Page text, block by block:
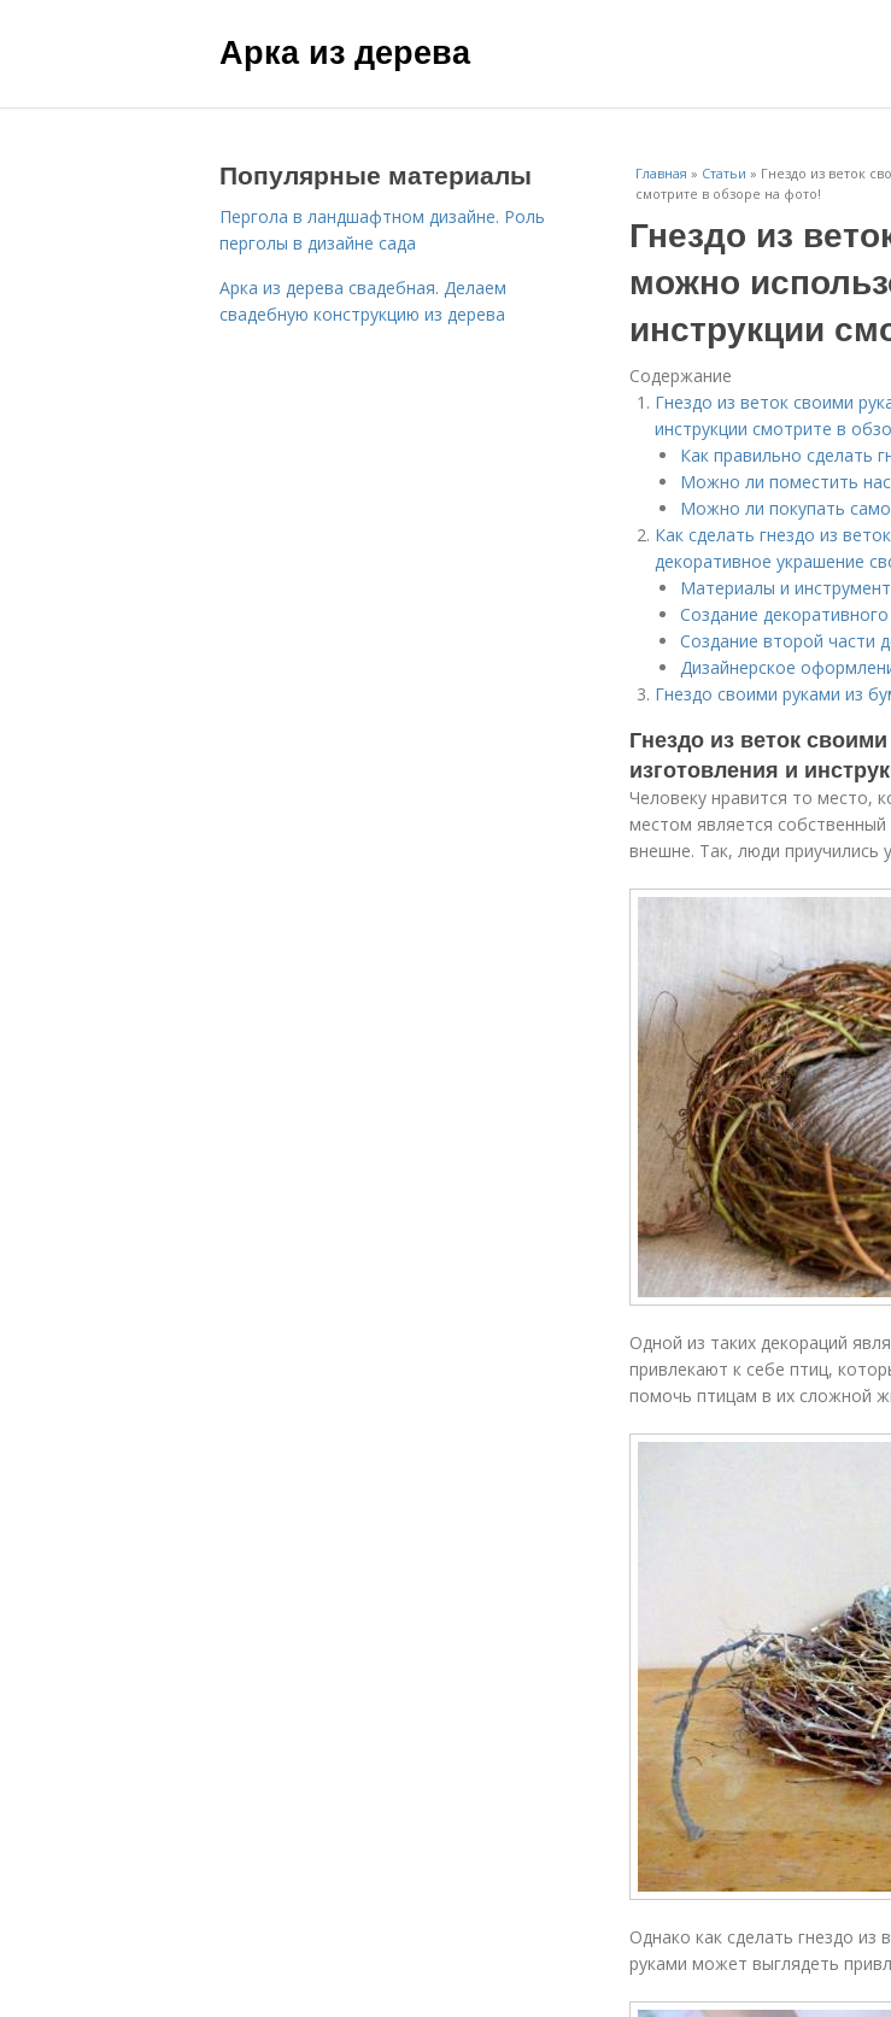
Арка из дерева
Главная » Статьи » Гнездо из веток
смотрите в обзоре на фото!
Гнездо из
можно
инструкции
Содержание
Гнездо из веток своими
инструкции смотрите в
Как правильно сделать
Можно ли поместить
Можно ли покупать
Как сделать гнездо из
декоративное украшение
Материалы и
Создание
Создание второй части
Дизайнерское
Гнездо своими руками из
Гнездо из веток
изготовления и
Человеку нравится то место,
местом является
внешне. Так, люди приучились
Одной из таких декораций
привлекают к себе птиц,
помочь птицам в их сложной
Однако как сделать гнездо из
руками может выглядеть
Популярные материалы
Пергола в ландшафтном дизайне. Роль
перголы в дизайне сада
Арка из дерева свадебная. Делаем
свадебную конструкцию из дерева